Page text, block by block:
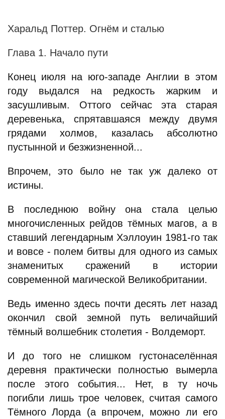
Харальд Поттер. Огнём и сталью
Глава 1. Начало пути
Конец июля на юго-западе Англии в этом
году выдался на редкость жарким и
засушливым. Оттого сейчас эта старая
деревенька, спрятавшаяся между двумя
грядами холмов, казалась абсолютно
пустынной и безжизненной...
Впрочем, это было не так уж далеко от
истины.
В последнюю войну она стала целью
многочисленных рейдов тёмных магов, а в
ставший легендарным Хэллоуин 1981-го так
и вовсе - полем битвы для одного из самых
знаменитых сражений в истории
современной магической Великобритании.
Ведь именно здесь почти десять лет назад
окончил свой земной путь величайший
тёмный волшебник столетия - Волдеморт.
И до того не слишком густонаселённая
деревня практически полностью вымерла
после этого события... Нет, в ту ночь
погибли лишь трое человек, считая самого
Тёмного Лорда (а впрочем, можно ли его